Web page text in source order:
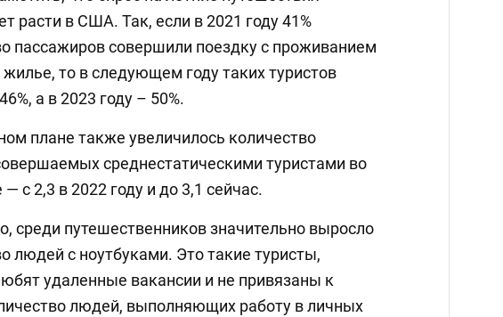
расти в США. Так, если в 2021 году 41%
пассажиров совершили поездку с проживанием
то в следующем году таких туристов
а в 2023 году – 50%.
плане также увеличилось количество
среднестатическими туристами во
с 2,3 в 2022 году и до 3,1 сейчас.
среди путешественников значительно выросло
людей с ноутбуками. Это такие туристы,
удаленные вакансии и не привязаны к
людей, выполняющих работу в личных